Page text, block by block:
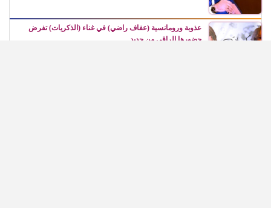
عذوبة ورومانسية (عفاف راضي) في غناء (الذكريات) تفرض
حضورها الراقي من جديد